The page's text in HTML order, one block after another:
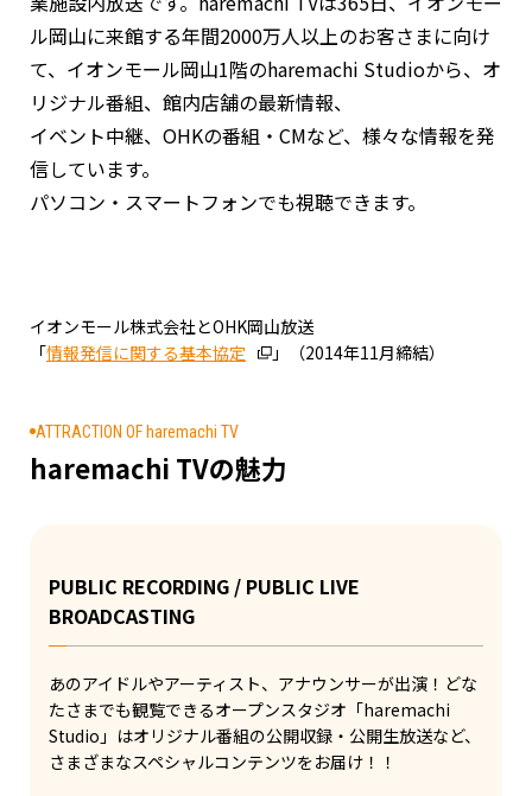
ル岡山に来館する年間2000万人以上のお客さまに向け
て、イオンモール岡山1階のharemachi Studioから、オ
リジナル番組、館内店舗の最新情報、
イベント中継、OHKの番組・CMなど、様々な情報を発
信しています。
パソコン・スマートフォンでも視聴できます。
イオンモール株式会社とOHK岡山放送
「情報発信に関する基本協定 」（2014年11月締結）
ATTRACTION OF haremachi TV
haremachi TVの魅力
PUBLIC RECORDING / PUBLIC LIVE
BROADCASTING
あのアイドルやアーティスト、アナウンサーが出演！どな
たさまでも観覧できるオープンスタジオ「haremachi
Studio」はオリジナル番組の公開収録・公開生放送など、
さまざまなスペシャルコンテンツをお届け！！